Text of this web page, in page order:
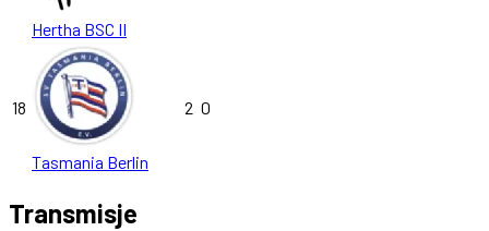
Hertha BSC II
18
Tasmania Berlin
2 0
Transmisje